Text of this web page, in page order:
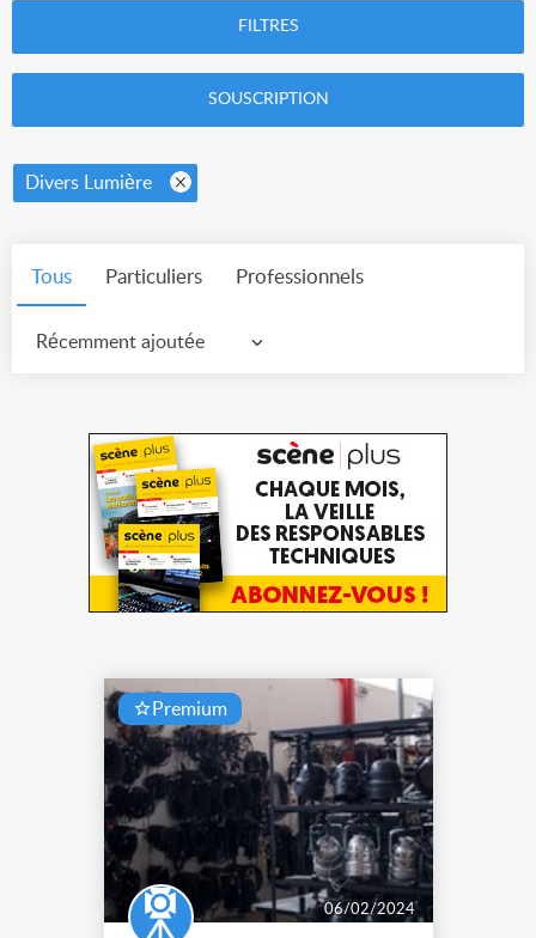
FILTRES
SOUSCRIPTION
Divers Lumière
Tous Particuliers Professionnels
Récemment ajoutée
Premium
06/02/2024